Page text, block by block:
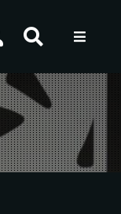
Toggle